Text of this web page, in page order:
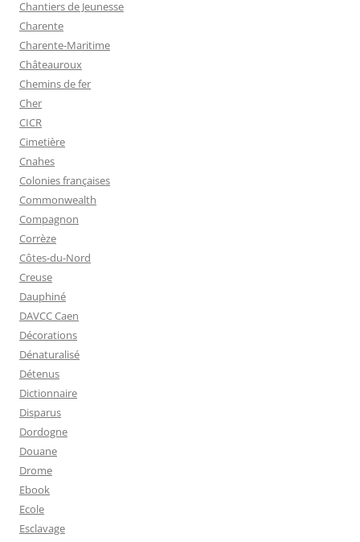
Chantiers de Jeunesse
Charente
Charente-Maritime
Châteauroux
Chemins de fer
Cher
CICR
Cimetière
Cnahes
Colonies françaises
Commonwealth
Compagnon
Corrèze
Côtes-du-Nord
Creuse
Dauphiné
DAVCC Caen
Décorations
Dénaturalisé
Détenus
Dictionnaire
Disparus
Dordogne
Douane
Drome
Ebook
Ecole
Esclavage